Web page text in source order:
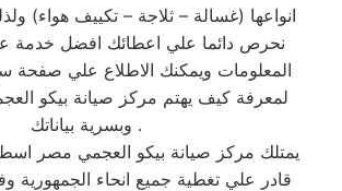
انواعها (غسالة – ثلاجة – تكييف هواء)
نحرص دائما علي اعطائك افضل خدمة
المعلومات ويمكنك الاطلاع علي صفحة
لمعرفة كيف يهتم مركز صيانة بيكو
وبسرية بياناتك .
يمتلك مركز صيانة بيكو العجمي مصر
قادر علي تغطية جميع انحاء